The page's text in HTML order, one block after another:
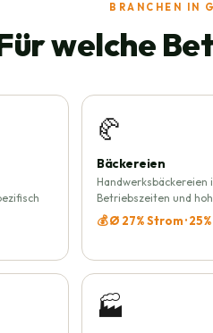
BRANCHEN IN
welche
🥐
Bäckereien
Handwerksbäckereien
Betriebszeiten und
💰 Ø 27% Strom ·
🏭